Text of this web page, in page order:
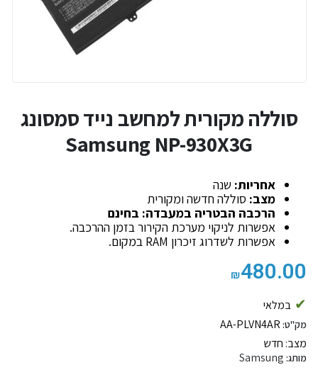
סוללה מקורית למחשב נייד סמסונג
Samsung NP-930X3G
אחריות: שנה
מצב: סוללה חדשה ומקורית
הרכבה הבטריה במעבדה: בחינם
אפשרות לניקוי מערכת הקירור בזמן ההרכבה.
אפשרות לשדרוג זיכרון RAM במקום.
₪480.00
במלאי
מק"ט: AA-PLVN4AR
מצב: חדש
מותג: Samsung